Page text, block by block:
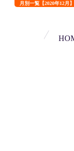
月別一覧【2020年12月